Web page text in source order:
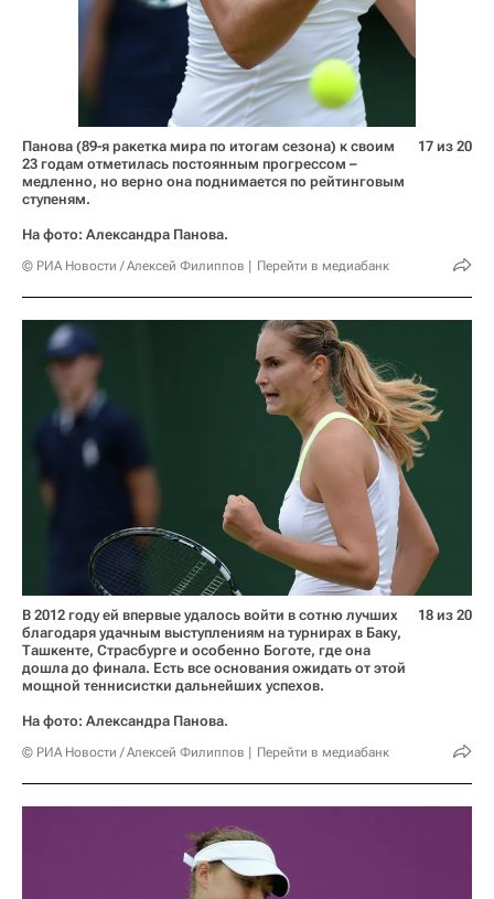
Панова (89-я ракетка мира по итогам сезона) к своим
23 годам отметилась постоянным прогрессом –
медленно, но верно она поднимается по рейтинговым
ступеням.
На фото: Александра Панова.
© РИА Новости / Алексей Филиппов Перейти в медиабанк
17 из 20
В 2012 году ей впервые удалось войти в сотню лучших
благодаря удачным выступлениям на турнирах в Баку,
Ташкенте, Страсбурге и особенно Боготе, где она
дошла до финала. Есть все основания ожидать от этой
мощной теннисистки дальнейших успехов.
На фото: Александра Панова.
© РИА Новости / Алексей Филиппов Перейти в медиабанк
18 из 20